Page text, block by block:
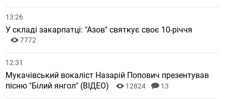
13:26
У складі закарпатці: "Азов" святкує своє 10-річчя
7772
12:31
Мукачівський вокаліст Назарій Попович презентував
пісню "Білий янгол" (ВІДЕО)
12824 13